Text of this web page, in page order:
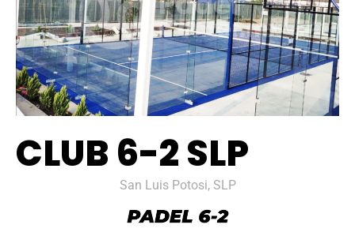
CLUB 6-2 SLP
San Luis Potosi, SLP